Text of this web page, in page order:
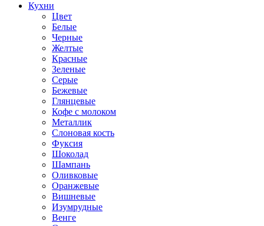
Кухни
Цвет
Белые
Черные
Желтые
Красные
Зеленые
Серые
Бежевые
Глянцевые
Кофе с молоком
Металлик
Слоновая кость
Фуксия
Шоколад
Шампань
Оливковые
Оранжевые
Вишневые
Изумрудные
Венге